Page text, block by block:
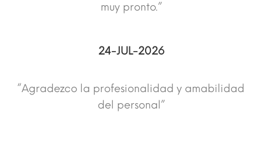
muy pronto.”
24-JUL-2026
“Agradezco la profesionalidad y amabilidad
del personal”